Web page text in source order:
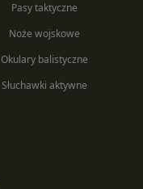
Pasy taktyczne
Noże wojskowe
Okulary balistyczne
Słuchawki aktywne